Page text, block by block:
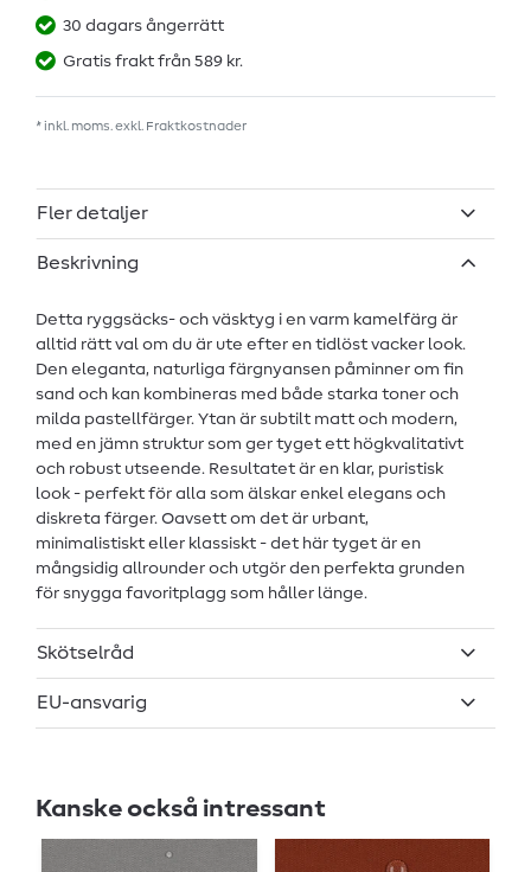
30 dagars ångerrätt
Gratis frakt från 589 kr.
* inkl. moms. exkl. Fraktkostnader
Fler detaljer
Beskrivning
Detta ryggsäcks- och väsktyg i en varm kamelfärg är
alltid rätt val om du är ute efter en tidlöst vacker look.
Den eleganta, naturliga färgnyansen påminner om fin
sand och kan kombineras med både starka toner och
milda pastellfärger. Ytan är subtilt matt och modern,
med en jämn struktur som ger tyget ett högkvalitativt
och robust utseende. Resultatet är en klar, puristisk
look - perfekt för alla som älskar enkel elegans och
diskreta färger. Oavsett om det är urbant,
minimalistiskt eller klassiskt - det här tyget är en
mångsidig allrounder och utgör den perfekta grunden
för snygga favoritplagg som håller länge.
Skötselråd
EU-ansvarig
Kanske också intressant